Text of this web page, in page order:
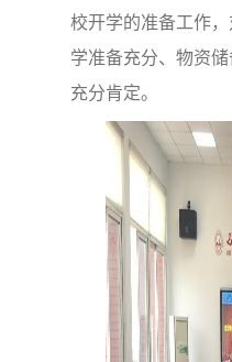
校开学的准备工作
学准备充分、物资
充分肯定。